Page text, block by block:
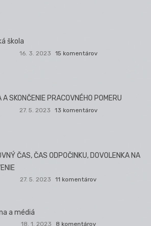
škola
16. 3. 2023 15 komentárov
A SKONČENIE PRACOVNÉHO POMERU
27. 5. 2023 13 komentárov
ČAS, ČAS ODPOČINKU, DOVOLENKA NA
27. 5. 2023 11 komentárov
a médiá
18. 1. 2023 8 komentárov